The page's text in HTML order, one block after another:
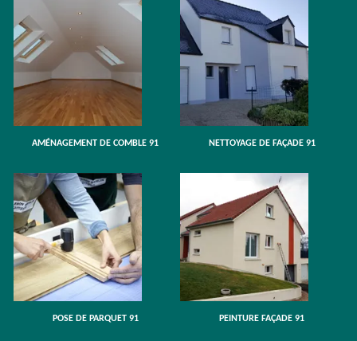
AMÉNAGEMENT DE COMBLE 91 NETTOYAGE DE FAÇADE 91
POSE DE PARQUET 91 PEINTURE FAÇADE 91